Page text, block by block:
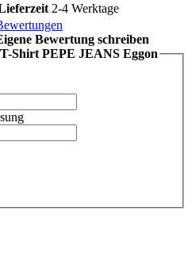
2-4 Werktage
Bewertung schreiben
T-Shirt PEPE JEANS Eggon